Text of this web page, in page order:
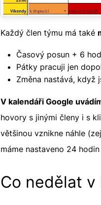
Každý člen týmu má také
Časový posun + 6
Pátky pracuji jen
Změna nastává, když
V kalendáři Google
hovory s jinými členy i s
většinou vznikne náhle
máme nastaveno 24
Co nedělat